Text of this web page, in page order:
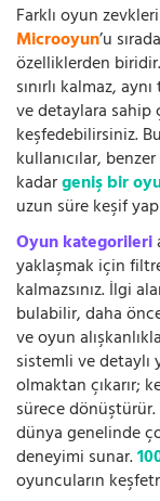
Farklı oyun
Microoyun’u
özelliklerden
sınırlı kalmaz,
ve detaylara sahip
keşfedebilirsiniz.
kullanıcılar,
kadargeniş bir
uzun süre keşif
Oyun kategorileri
yaklaşmak için
kalmazsınız. İlgi
bulabilir, daha
ve oyun
sistemli ve detaylı
olmaktan çıkarır;
sürece dönüştürür.
dünya genelinde
deneyimi sunar.
oyuncuların